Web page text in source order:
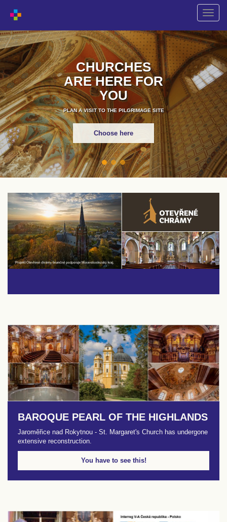
Shift
CHURCHES
ARE HERE FOR
YOU
PLAN A VISIT TO THE PILGRIMAGE SITE
Choose here
BAROQUE PEARL OF THE HIGHLANDS
Jaroměřice nad Rokytnou - St. Margaret's Church has undergone
extensive reconstruction.
You have to see this!